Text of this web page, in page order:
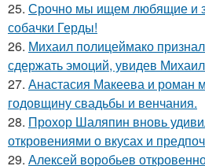
25. Срочно мы ищем любящие и
собачки Герды!
26. Михаил полицеймако
сдержать эмоций, увидев
27. Анастасия Макеева и роман
годовщину свадьбы и венчания.
28. Прохор Шаляпин вновь
откровениями о вкусах и
29. Алексей воробьев